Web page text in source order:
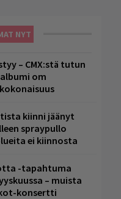
NYT
– CMX:stä tutun
om
kiinni jäänyt
spraypullo
ei kiinnosta
-tapahtuma
– muista
konsertti